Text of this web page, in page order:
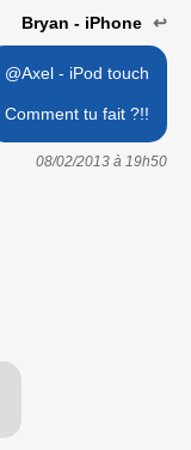
Bryan - iPhone ↩
@Axel - iPod touch
Comment tu fait ?!!
08/02/2013 à 19h50